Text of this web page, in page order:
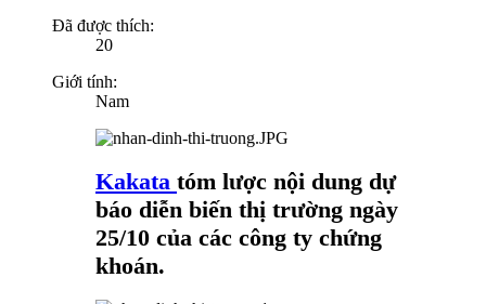
Đã được thích:
20
Giới tính:
Nam
Kakata tóm lược nội dung dự
báo diễn biến thị trường ngày
25/10 của các công ty chứng
khoán.